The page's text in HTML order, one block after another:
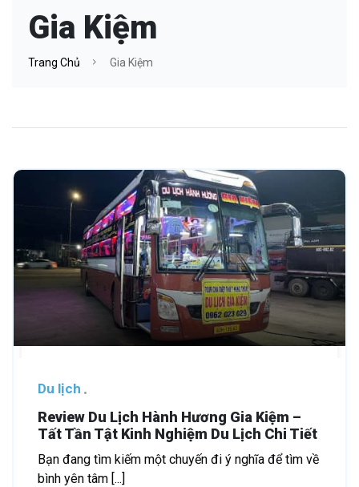
Gia Kiệm
Trang Chủ Gia Kiệm
Du lịch
Review Du Lịch Hành Hương Gia Kiệm –
Tất Tần Tật Kinh Nghiệm Du Lịch Chi Tiết
Bạn đang tìm kiếm một chuyến đi ý nghĩa để tìm về
bình yên tâm [...]